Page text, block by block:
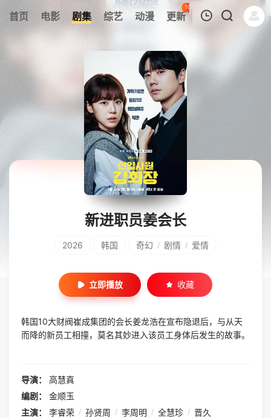
首页 电影 剧集 综艺 动漫 更新
107
热榜 APP
暂无观看影片的记录
新进职员姜会长
2026 韩国 奇幻 / 剧情 / 爱情
立即播放 收藏
韩国10大财阀崔成集团的会长姜龙浩在宣布隐退后，与从天
而降的新员工相撞，莫名其妙进入该员工身体后发生的故事。
导演：
高慧真
编剧：
金顺玉
主演：
李睿荣 / 孙贤周 / 李周明 / 全慧珍 / 晋久